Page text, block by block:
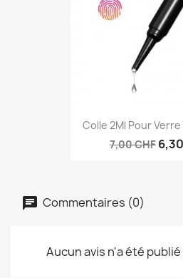
Colle 2Ml Pour
7,00 CHF
Commentaires (0)
Aucun avis n'a été